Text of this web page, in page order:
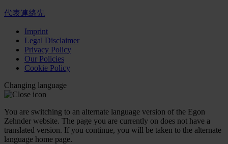
代表連絡先
Imprint
Legal Disclaimer
Privacy Policy
Our Policies
Cookie Policy
Changing language
You are switching to an alternate language version of the Egon
Zehnder website. The page you are currently on does not have a
translated version. If you continue, you will be taken to the alternate
language home page.